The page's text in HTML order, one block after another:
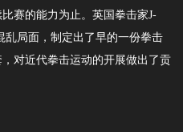
赛的能力为止。英国拳击家J-
乱局面，制定出了早的一份拳击
对近代拳击运动的开展做出了贡